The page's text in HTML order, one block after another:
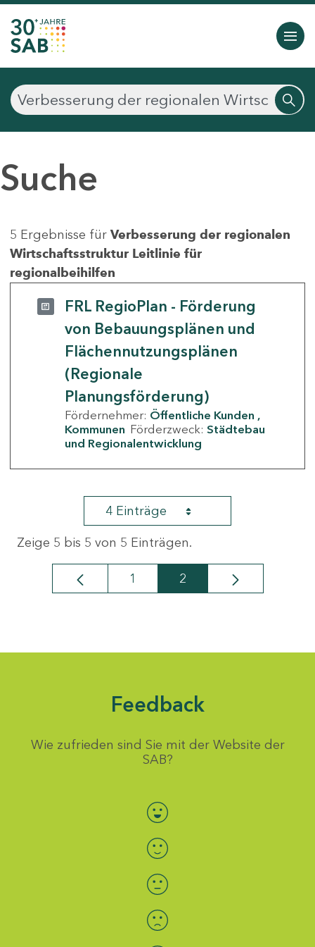
Suche
5 Ergebnisse für Verbesserung der regionalen
Wirtschaftsstruktur Leitlinie für
regionalbeihilfen
FRL RegioPlan - Förderung
von Bebauungsplänen und
Flächennutzungsplänen
(Regionale
Planungsförderung)
Fördernehmer: Öffentliche Kunden
Kommunen Förderzweck: Städtebau
und Regionalentwicklung
4 Einträge
Zeige 5 bis 5 von 5 Einträgen.
Seite
1 Seite
2
Feedback
Wie zufrieden sind Sie mit der Website der
SAB?
Bewertung auswählen